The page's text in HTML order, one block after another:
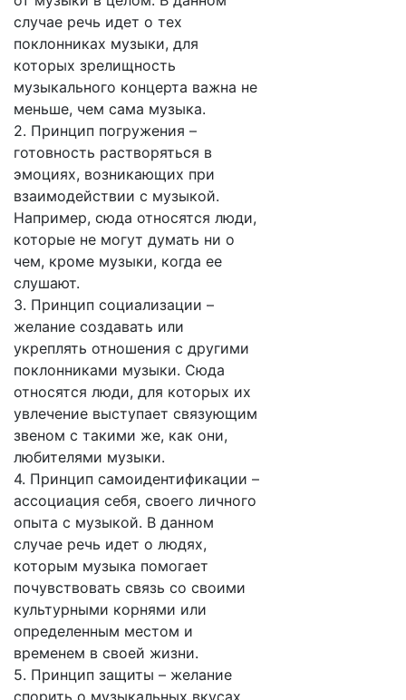
случае речь идет о тех
поклонниках музыки, для
которых зрелищность
музыкального концерта важна не
меньше, чем сама музыка.
2. Принцип погружения –
готовность растворяться в
эмоциях, возникающих при
взаимодействии с музыкой.
Например, сюда относятся люди,
которые не могут думать ни о
чем, кроме музыки, когда ее
слушают.
3. Принцип социализации –
желание создавать или
укреплять отношения с другими
поклонниками музыки. Сюда
относятся люди, для которых их
увлечение выступает связующим
звеном с такими же, как они,
любителями музыки.
4. Принцип самоидентификации –
ассоциация себя, своего личного
опыта с музыкой. В данном
случае речь идет о людях,
которым музыка помогает
почувствовать связь со своими
культурными корнями или
определенным местом и
временем в своей жизни.
5. Принцип защиты – желание
спорить о музыкальных вкусах.